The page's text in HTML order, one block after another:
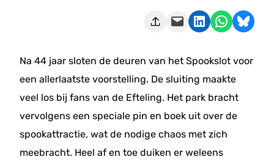
Deze pagina e-mailen Delen op LinkedIn Delen via WhatsApp Share on Bluesky
Na 44 jaar sloten de deuren van het Spookslot voor
een allerlaatste voorstelling. De sluiting maakte
veel los bij fans van de Efteling. Het park bracht
vervolgens een speciale pin en boek uit over de
spookattractie, wat de nodige chaos met zich
meebracht. Heel af en toe duiken er weleens